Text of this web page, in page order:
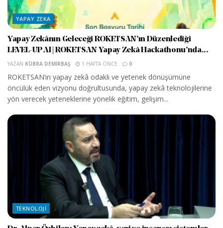
YAPAY ZEKA
Yapay Zekânın Geleceği ROKETSAN’ın Düzenlediği
LEVEL-UP AI | ROKETSAN Yapay Zekâ Hackathonu’nda...
YAZAN KÜBRA DEMIRBAŞ 1 HAFTA ÖNCE 0
ROKETSAN’ın yapay zekâ odaklı ve yetenek dönüşümüne
öncülük eden vizyonu doğrultusunda, yapay zekâ teknolojilerine
yön verecek yeteneklerine yönelik eğitim, gelişim...
TEKNOLOJI